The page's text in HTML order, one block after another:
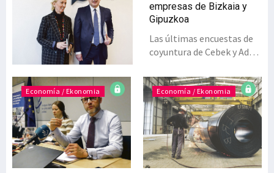
empresas de Bizkaia y
Gipuzkoa
Las últimas encuestas de
coyuntura de Cebek y Adegi
la confianza entre las
empresas, aunque
persisten las
incertidumbres y las
preocupaciones; entre
ellas, el descenso de la
rentabilidad, los elevados
Economía / Ekonomia Economía / Ekonomia